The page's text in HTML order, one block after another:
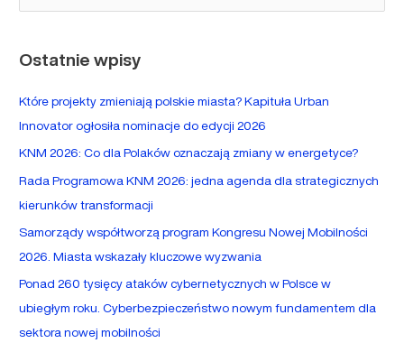
z
k
l
a
:
Ostatnie wpisy
Które projekty zmieniają polskie miasta? Kapituła Urban
Innovator ogłosiła nominacje do edycji 2026
KNM 2026: Co dla Polaków oznaczają zmiany w energetyce?
Rada Programowa KNM 2026: jedna agenda dla strategicznych
kierunków transformacji
Samorządy współtworzą program Kongresu Nowej Mobilności
2026. Miasta wskazały kluczowe wyzwania
Ponad 260 tysięcy ataków cybernetycznych w Polsce w
ubiegłym roku. Cyberbezpieczeństwo nowym fundamentem dla
sektora nowej mobilności